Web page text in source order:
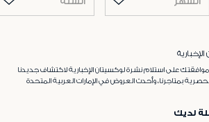
على استلام نشرة لوكسيتان الإخبارية لاكتشاف جديدنا
بمتاجرنا، وأحدث العروض في الإمارات العربية المتحدة
لديك